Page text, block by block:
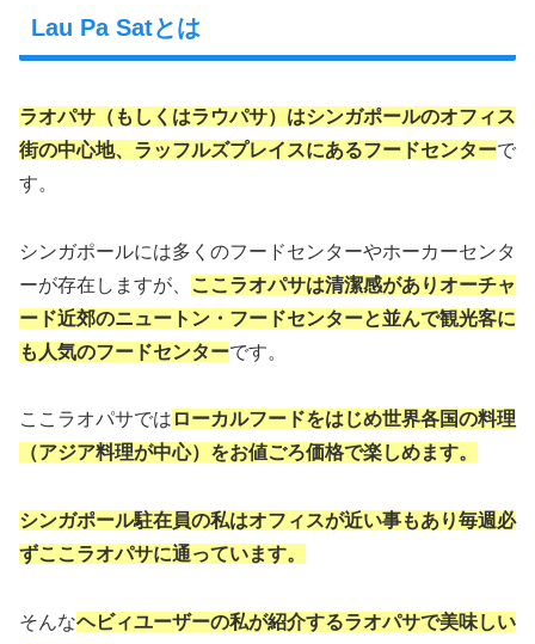
Lau Pa Satとは
ラオパサ（もしくはラウパサ）はシンガポールのオフィス
街の中心地、ラッフルズプレイスにあるフードセンターで
す。
シンガポールには多くのフードセンターやホーカーセンタ
ーが存在しますが、
ここラオパサは清潔感がありオーチャ
ード近郊のニュートン・フードセンターと並んで観光客に
も人気のフードセンターです。
ここラオパサでは ローカルフードをはじめ世界各国の料理
（アジア料理が中心）をお値ごろ価格で楽しめます。
シンガポール駐在員の私はオフィスが近い事もあり毎週必
ずここラオパサに通っています。
そんなヘビィユーザーの私が紹介するラオパサで美味しい